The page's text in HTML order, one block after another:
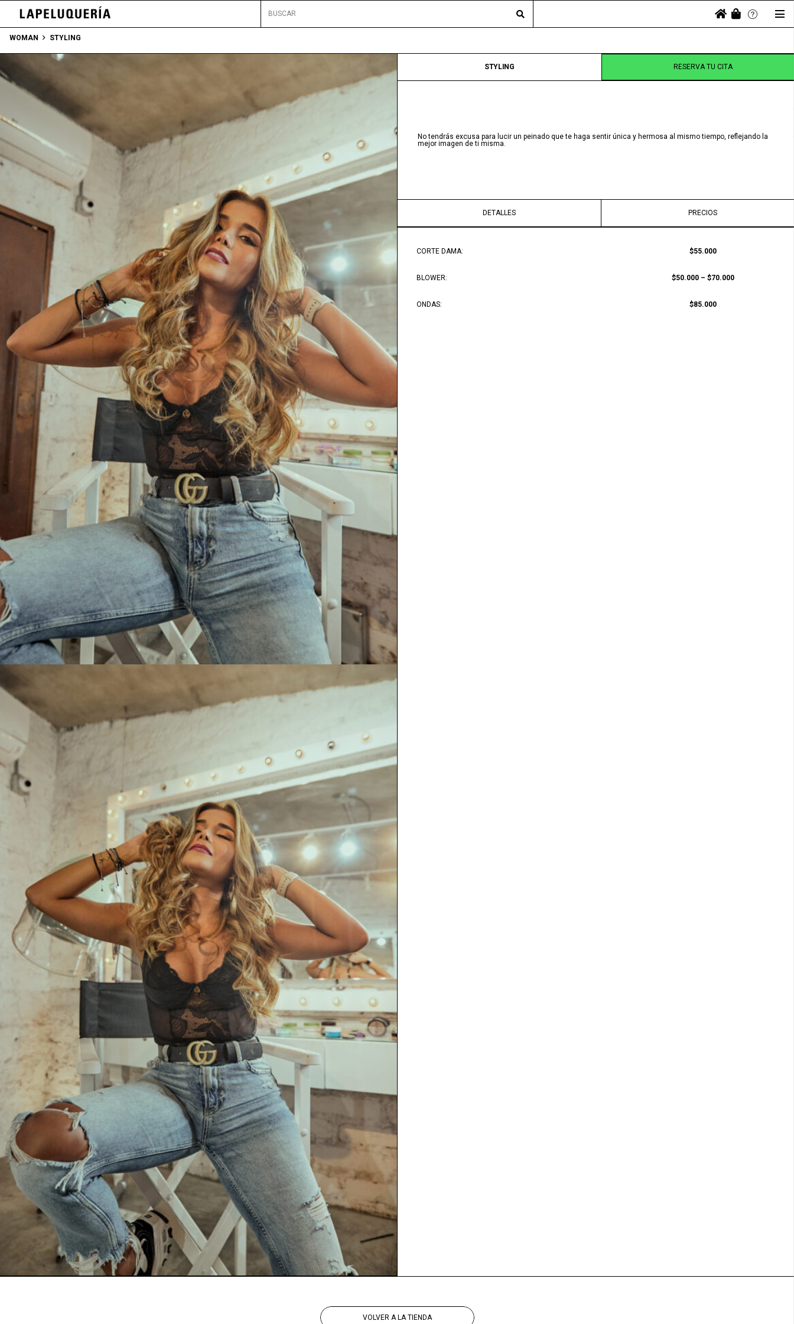
WOMAN STYLING
STYLING RESERVA TU CITA
No tendrás excusa para lucir un peinado que te haga sentir única y hermosa al mismo tiempo, reflejando la
mejor imagen de ti misma.
DETALLES PRECIOS
CORTE DAMA:
BLOWER:
ONDAS:
$55.000
$50.000 – $70.000
$85.000
VOLVER A LA TIENDA